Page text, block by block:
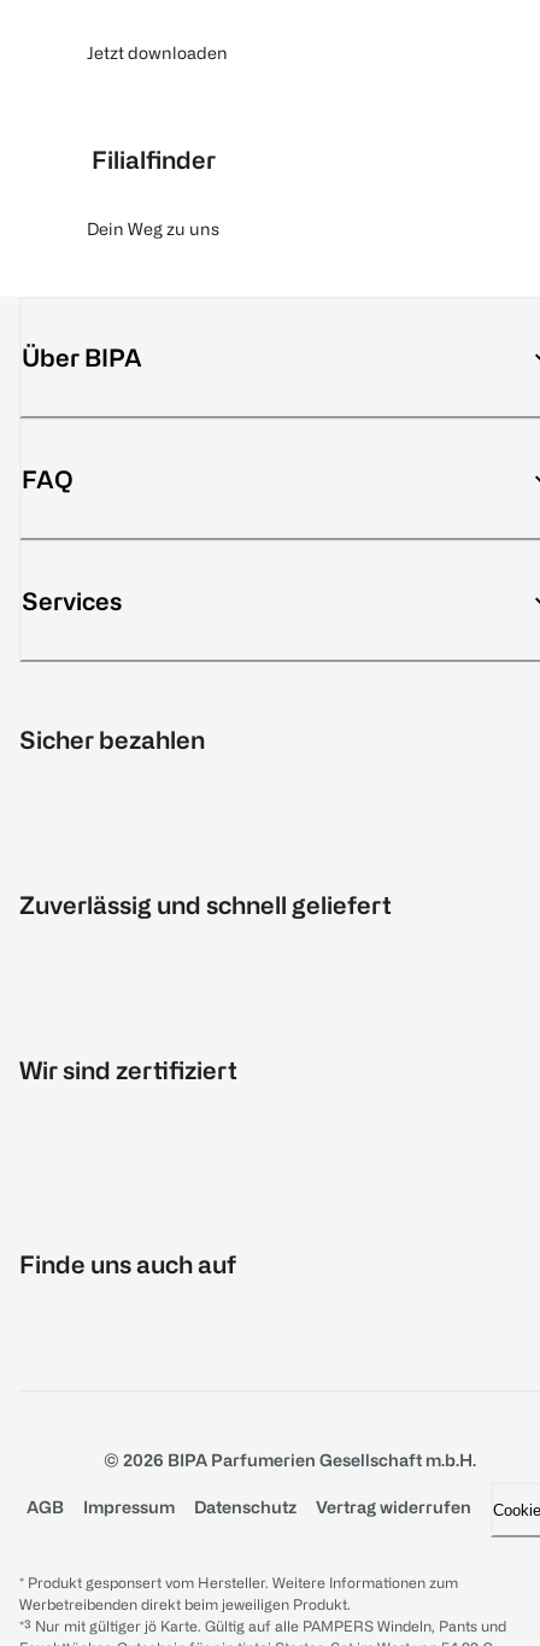
Jetzt downloaden
Filialfinder
Dein Weg zu uns
Über BIPA
FAQ
Services
Sicher bezahlen
Zuverlässig und schnell geliefert
Wir sind zertifiziert
Finde uns auch auf
© 2026 BIPA Parfumerien Gesellschaft m.b.H.
AGB Impressum Datenschutz Vertrag widerrufen
* Produkt gesponsert vom Hersteller. Weitere Informationen zum
Werbetreibenden direkt beim jeweiligen Produkt.
*³ Nur mit gültiger jö Karte. Gültig auf alle PAMPERS Windeln, Pants und